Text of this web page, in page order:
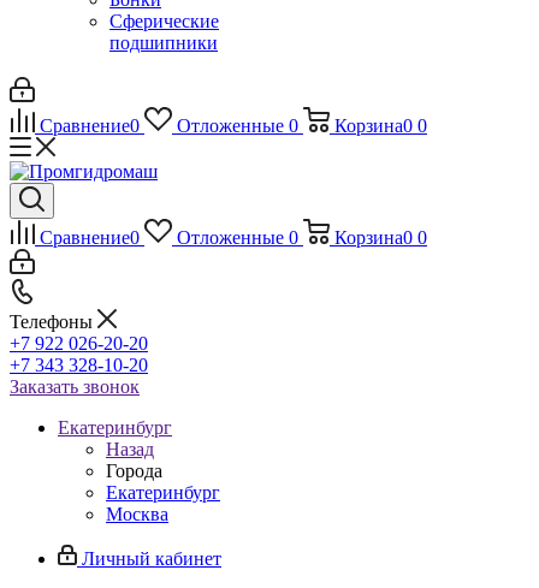
Сферические
подшипники
Сравнение0 Отложенные 0 Корзина0 0
Сравнение0 Отложенные 0 Корзина0 0
Телефоны
+7 922 026-20-20
+7 343 328-10-20
Заказать звонок
Екатеринбург
Назад
Города
Екатеринбург
Москва
Личный кабинет